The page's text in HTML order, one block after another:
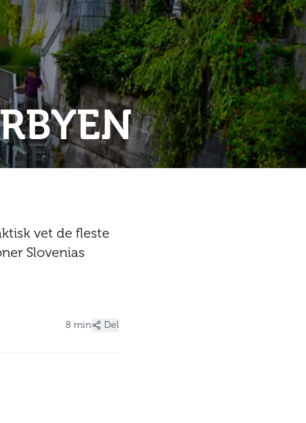
vet de fleste
Slovenias
8 min Del